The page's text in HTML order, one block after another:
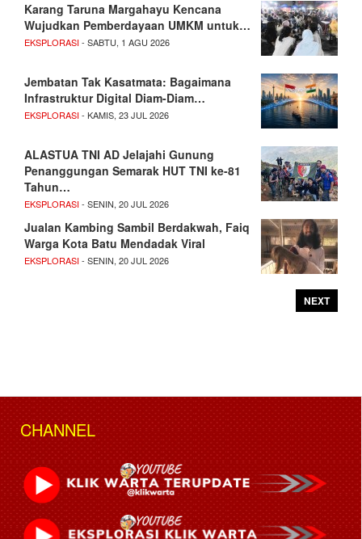
Karang Taruna Margahayu Kencana
Wujudkan Pemberdayaan UMKM untuk…
EKSPLORASI- SABTU, 1 AGU 2026
Jembatan Tak Kasatmata: Bagaimana
Infrastruktur Digital Diam-Diam…
EKSPLORASI- KAMIS, 23 JUL 2026
ALASTUA TNI AD Jelajahi Gunung
Penanggungan Semarak HUT TNI ke-81
Tahun…
EKSPLORASI- SENIN, 20 JUL 2026
Jualan Kambing Sambil Berdakwah, Faiq
Warga Kota Batu Mendadak Viral
EKSPLORASI- SENIN, 20 JUL 2026
NEXT
CHANNEL